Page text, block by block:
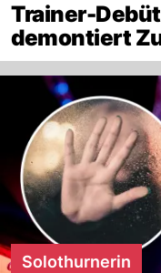
Trainer-
demontiert
Solothurnerin